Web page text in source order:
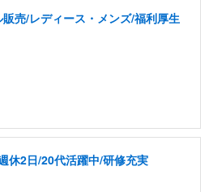
売/レディース・メンズ/福利厚生
休2日/20代活躍中/研修充実